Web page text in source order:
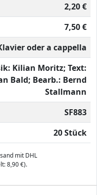
2,20 €
7,50 €
oder a cappella
Kilian Moritz; Text:
Bald; Bearb.: Bernd
Stallmann
SF883
20 Stück
mit DHL
8,90 €).